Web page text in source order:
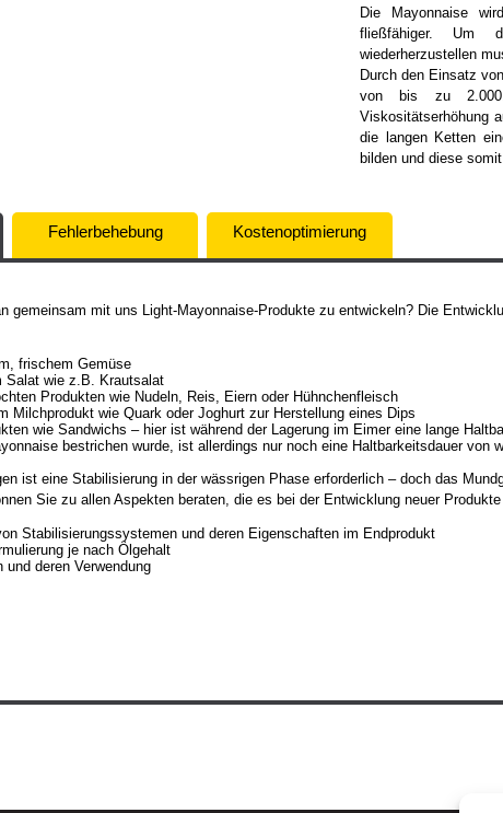
Die Mayonnaise
fließfähiger. Um
wiederherzustellen
Durch den Einsatz
von bis zu
Viskositätserhöhung
die langen Ketten
bilden und diese
Fehlerbehebung Kostenoptimierung
gemeinsam mit uns Light-Mayonnaise-Produkte zu entwickeln? Die
frischem Gemüse
Salat wie z.B. Krautsalat
Produkten wie Nudeln, Reis, Eiern oder Hühnchenfleisch
Milchprodukt wie Quark oder Joghurt zur Herstellung eines Dips
wie Sandwichs – hier ist während der Lagerung im Eimer eine lange
bestrichen wurde, ist allerdings nur noch eine Haltbarkeitsdauer von
ist eine Stabilisierung in der wässrigen Phase erforderlich – doch das
Sie zu allen Aspekten beraten, die es bei der Entwicklung neuer
Stabilisierungssystemen und deren Eigenschaften im Endprodukt
je nach Ölgehalt
und deren Verwendung